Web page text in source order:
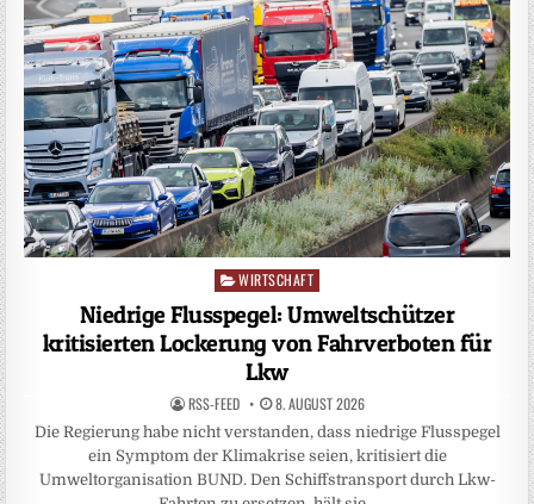
Posted
WIRTSCHAFT
Niedrige Flusspegel: Umweltschützer
kritisierten Lockerung von Fahrverboten für
Lkw
RSS-FEED 8. AUGUST 2026
Die Regierung habe nicht verstanden, dass niedrige Flusspegel
ein Symptom der Klimakrise seien, kritisiert die
Umweltorganisation BUND. Den Schiffstransport durch Lkw-